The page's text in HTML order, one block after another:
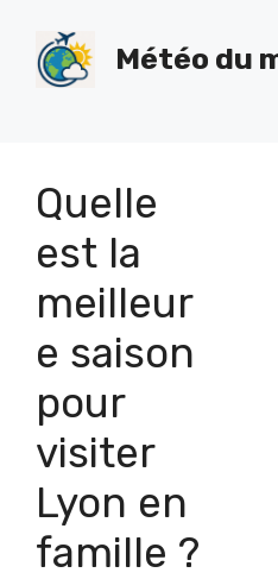
content
Météo du
Quelle
est la
meilleur
e saison
pour
visiter
Lyon en
famille ?